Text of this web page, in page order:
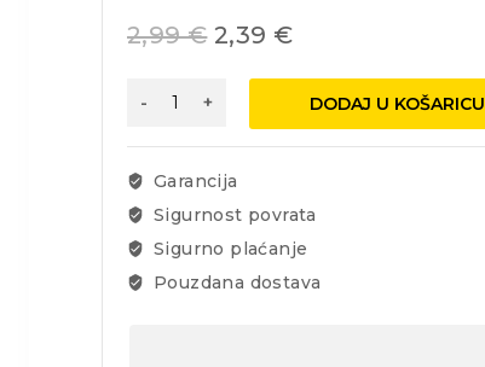
2,99€ 2,39 €
Odvijač
8x200
Festa
količina
DODAJ U KOŠARICU
Garancija
Sigurnost povrata
Sigurno plaćanje
Pouzdana dostava